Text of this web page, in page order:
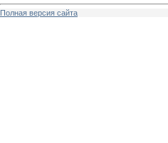
Полная версия сайта